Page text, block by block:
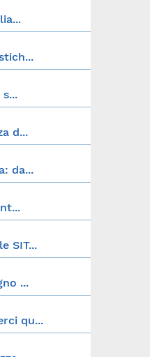
d...
da...
SIT...
...
qu...